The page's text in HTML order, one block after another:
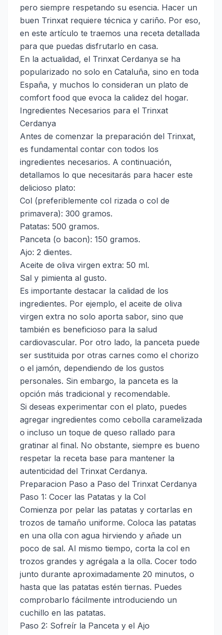
pero siempre respetando su esencia. Hacer un
buen Trinxat requiere técnica y cariño. Por eso,
en este artículo te traemos una receta detallada
para que puedas disfrutarlo en casa.
En la actualidad, el Trinxat Cerdanya se ha
popularizado no solo en Cataluña, sino en toda
España, y muchos lo consideran un plato de
comfort food que evoca la calidez del hogar.
Ingredientes Necesarios para el Trinxat
Cerdanya
Antes de comenzar la preparación del Trinxat,
es fundamental contar con todos los
ingredientes necesarios. A continuación,
detallamos lo que necesitarás para hacer este
delicioso plato:
Col (preferiblemente col rizada o col de
primavera): 300 gramos.
Patatas: 500 gramos.
Panceta (o bacon): 150 gramos.
Ajo: 2 dientes.
Aceite de oliva virgen extra: 50 ml.
Sal y pimienta al gusto.
Es importante destacar la calidad de los
ingredientes. Por ejemplo, el aceite de oliva
virgen extra no solo aporta sabor, sino que
también es beneficioso para la salud
cardiovascular. Por otro lado, la panceta puede
ser sustituida por otras carnes como el chorizo
o el jamón, dependiendo de los gustos
personales. Sin embargo, la panceta es la
opción más tradicional y recomendable.
Si deseas experimentar con el plato, puedes
agregar ingredientes como cebolla caramelizada
o incluso un toque de queso rallado para
gratinar al final. No obstante, siempre es bueno
respetar la receta base para mantener la
autenticidad del Trinxat Cerdanya.
Preparacion Paso a Paso del Trinxat Cerdanya
Paso 1: Cocer las Patatas y la Col
Comienza por pelar las patatas y cortarlas en
trozos de tamaño uniforme. Coloca las patatas
en una olla con agua hirviendo y añade un
poco de sal. Al mismo tiempo, corta la col en
trozos grandes y agrégala a la olla. Cocer todo
junto durante aproximadamente 20 minutos, o
hasta que las patatas estén tiernas. Puedes
comprobarlo fácilmente introduciendo un
cuchillo en las patatas.
Paso 2: Sofreír la Panceta y el Ajo